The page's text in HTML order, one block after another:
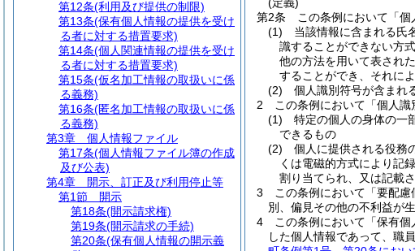
第2条
この条例において「個
(1)
当該情報に含まれる氏
識することができない方式
他の方法を用いて表され
することができ、それに
(2)
個人識別符号が含まれ
2
この条例において「個人識
(1)
特定の個人の身体の一
できるもの
(2)
個人に提供される役務
くは電磁的方式により記
割り当てられ、又は記載
3
この条例において「要配
別、偏見その他の不利益が
4
この条例において「保有
した個人情報であって、職
第12条(利用及び提供の制限)
第13条(保有個人情報の提供を受け
る者に対する措置要求)
第14条(個人関連情報の提供を受け
る者に対する措置要求)
第15条(仮名加工情報の取扱いに係
る義務)
第16条(匿名加工情報の取扱いに係
る義務)
第3章
個人情報ファイル
第17条(個人情報ファイル簿の作成
及び公表)
第4章
開示、訂正及び利用停止等
第1節
開示
第18条(開示請求権)
第19条(開示請求の手続)
第20条(保有個人情報の開示義